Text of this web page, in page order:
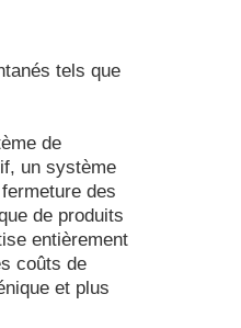
tels que
de
un système
des
de produits
entièrement
coûts de
et plus